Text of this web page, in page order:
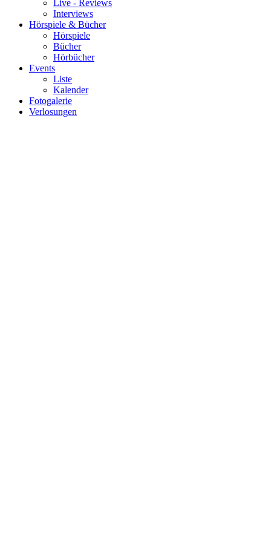
Live - Reviews
Interviews
Hörspiele & Bücher
Hörspiele
Bücher
Hörbücher
Events
Liste
Kalender
Fotogalerie
Verlosungen